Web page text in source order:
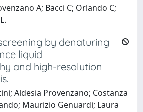
A; Bacci C; Orlando C;
by denaturing
liquid
and high-resolution
Aldesia Provenzano; Costanza
Maurizio Genuardi; Laura